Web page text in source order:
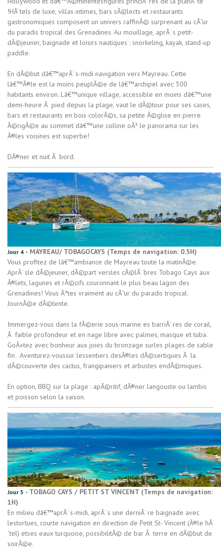
!HÃ´tels de luxe, villas intimes, bars sÃ©lects et restaurants
gastronomiques composent un univers raffinÃ© surprenant au cÅ“ur
du paradis tropical des Grenadines. Au mouillage, aprÃ¨s petit-
dÃ©jeuner, baignade et loisirs nautiques : snorkeling, kayak, stand-up
paddle.
En dÃ©but dâ€™aprÃ¨s-midi navigation vers Mayreau. Cette
lâ€™Ã®le est la moins peuplÃ©e de lâ€™archipel avec 300
habitants environ. Lâ€™unique village, accessible en moins dâ€™une
demi-heure Ã pied depuis la plage, vaut le dÃ©tour pour ses cases,
bars et restaurants en bois colorÃ©s, sa petite Ã©glise en pierre
Ã©rigÃ©e au sommet dâ€™une colline oÃ¹ le panorama sur les
Ã®les voisines est superbe!
DÃ®ner et nuit Ã bord.
Jour 4 - MAYREAU/ TOBAGOCAYS (Temps de navigation: 0.5H)
Vous profitez de lâ€™ambiance de Mayreau toute la matinÃ©e.
AprÃ¨sle dÃ©jeuner, dÃ©part versles cÃ©lÃ¨bres Tobago Cays aux
Ã®lets, lagunes et rÃ©cifs couronnant le plus beau lagon des
Grenadines! Vous Ãªtes vraiment au cÅ“ur du paradis tropical.
JournÃ©e dÃ©tente.
Immergez-vous dans la fÃ©erie sous-marine es barriÃ¨res de corail,
Ã faible profondeur et en nage libre avec palmes, masque et tuba.
GoÃ»tez avec bonheur aux joies du bronzage surles plages de sable
fin . Aventurez-voussur lessentiers desÃ®les dÃ©sertiques Ã la
dÃ©couverte des cactus, frangipaniers et arbustes endÃ©miques.
En option, BBQ sur la plage : apÃ©ritif, dÃ®ner langouste ou lambis
et poisson selon la saison.
Jour 5 - TOBAGO CAYS / PETIT ST VINCENT (Temps de navigation:
1H)
En milieu dâ€™aprÃ¨s-midi, aprÃ¨s une derniÃ¨re baignade avec
lestortues, courte navigation en direction de Petit St- Vincent (Ã®le hÃ
´tel) etses eaux turquoise, possibilitÃ© de bar Ã terre en dÃ©but de
soirÃ©e.